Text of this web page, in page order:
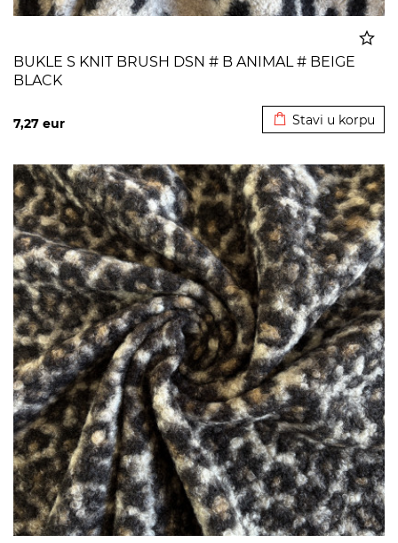
BUKLE S KNIT BRUSH DSN # B ANIMAL # BEIGE
BLACK
7,27 eur Stavi u korpu